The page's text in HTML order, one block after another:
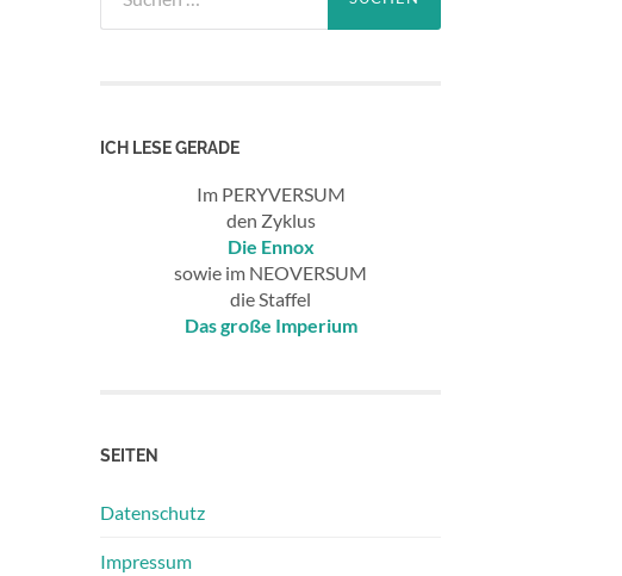
ICH LESE GERADE
Im PERYVERSUM
den Zyklus
Die Ennox
sowie im NEOVERSUM
die Staffel
Das große Imperium
SEITEN
Datenschutz
Impressum